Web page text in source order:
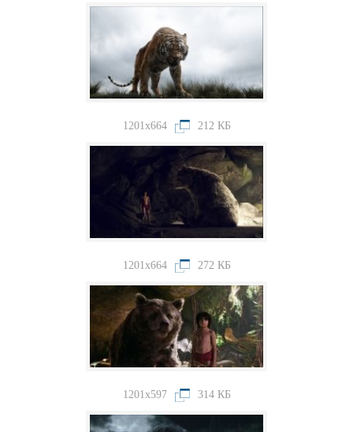
1201x664 212 КБ
1201x664 272 КБ
1201x597 314 КБ